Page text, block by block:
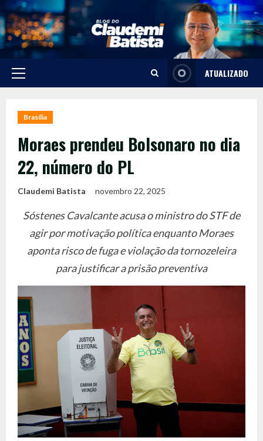
Skip
to
content
Primary
ATUALIZADO
Brasília
Moraes prendeu Bolsonaro no dia
22, número do PL
Claudemi Batista novembro 22, 2025
Sóstenes Cavalcante acusa o ministro do STF de
agir por motivação política enquanto Moraes
aponta risco de fuga e violação da tornozeleira
para justificar a prisão preventiva